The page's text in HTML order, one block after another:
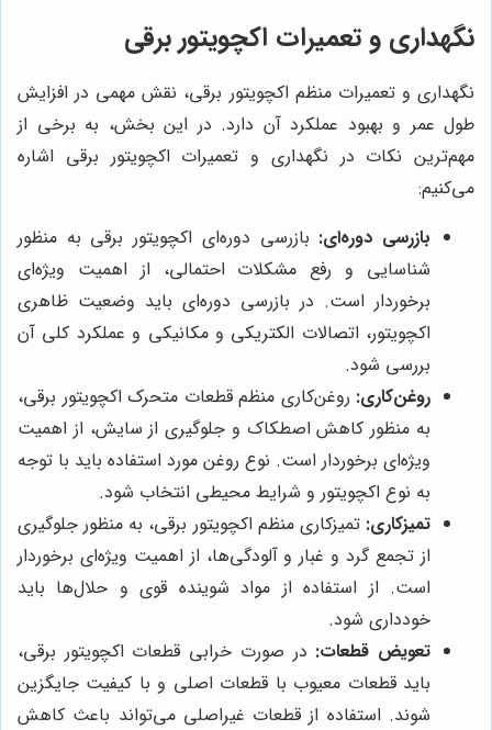
نگهداری و تعمیرات اکچویتور برقی
نگهداری و تعمیرات منظم اکچویتور برقی، نقش مهمی در افزایش
طول عمر و بهبود عملکرد آن دارد. در این بخش، به برخی از
مهم‌ترین نکات در نگهداری و تعمیرات اکچویتور برقی اشاره
می‌کنیم:
بازرسی دوره‌ای: بازرسی دوره‌ای اکچویتور برقی به منظور
شناسایی و رفع مشکلات احتمالی، از اهمیت ویژه‌ای
برخوردار است. در بازرسی دوره‌ای باید وضعیت ظاهری
اکچویتور، اتصالات الکتریکی و مکانیکی و عملکرد کلی آن
بررسی شود.
روغن‌کاری: روغن‌کاری منظم قطعات متحرک اکچویتور برقی،
به منظور کاهش اصطکاک و جلوگیری از سایش، از اهمیت
ویژه‌ای برخوردار است. نوع روغن مورد استفاده باید با توجه
به نوع اکچویتور و شرایط محیطی انتخاب شود.
تمیزکاری: تمیزکاری منظم اکچویتور برقی، به منظور جلوگیری
از تجمع گرد و غبار و آلودگی‌ها، از اهمیت ویژه‌ای برخوردار
است. از استفاده از مواد شوینده قوی و حلال‌ها باید
خودداری شود.
تعویض قطعات: در صورت خرابی قطعات اکچویتور برقی،
باید قطعات معیوب با قطعات اصلی و با کیفیت جایگزین
شوند. استفاده از قطعات غیراصلی می‌تواند باعث کاهش